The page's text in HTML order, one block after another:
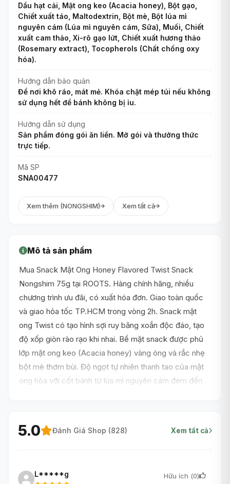
Dầu hạt cải, Mật ong keo (Acacia honey), Bột gạo,
Chiết xuất táo, Maltodextrin, Bột mè, Bột lúa mì
nguyên cám (Lúa mì nguyên cám, Sữa), Muối, Chiết
xuất cam thảo, Xi-rô gạo lứt, Chiết xuất hương thảo
(Rosemary extract), Tocopherols (Chất chống oxy
hóa).
Hướng dẫn bảo quản
Để nơi khô ráo, mát mẻ. Khóa chặt mép túi nếu không
sử dụng hết để bánh không bị ỉu.
Hướng dẫn sử dụng
Sản phẩm đóng gói ăn liền. Mở gói và thưởng thức
trực tiếp.
Mã SP
SNA00477
Xem thêm (NONGSHIM) Xem tất cả
Mô tả sản phẩm
Mua Snack Mật Ong Honey Flavored Twist Snack
Nongshim 75g tại ROOTS. Hàng chính hãng, nhiều
chương trình ưu đãi, có xuất hóa đơn. Giao toàn quốc
và giao hỏa tốc TP.HCM trong vòng 2h. Snack mật
ong Twist có tạo hình sợi ruy băng xoắn độc đáo, tạo
độ xốp giòn rào rạo khi nhai. Bề mặt snack được phủ
lớp mật ong keo (Acacia honey) vàng óng và rắc nhẹ
bột mè thơm bùi. Độ ngọt tự nhiên thanh tao của mật
ong hòa với cốt bánh từ lúa mì nguyên cám đem đến
5.0 Đánh Giá Shop (828) Xem tất cả
L*****g Hữu ích (0)